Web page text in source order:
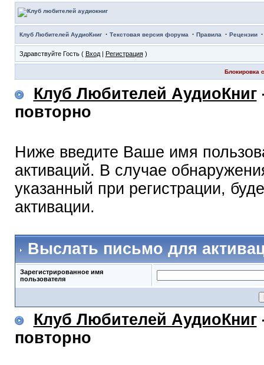
Клуб Любителей АудиоКниг· Текстовая версия форума · Правила · Рецензии
Здравствуйте Гость ( Вход| Регистрация)
Блокировка
Клуб Любителей АудиоКниг
повторно
Ниже введите Ваше имя
активаций. В случае
указанный при регистрации,
активации.
Выслать письмо для
Зарегистрированное имя
пользователя
Клуб Любителей АудиоКниг
повторно